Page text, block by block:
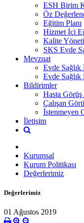
ESH Birim
Öz
Eğitim Planı
Hizmet İçi
Kalite
SKS Evde
Mevzuat
Evde
Evde
Bildirimler
Hasta
Çalışan
İstenmeyen
İletişim
Kurumsal
Kurum Politikası
Değerlerimiz
Değerlerimiz
01 Ağustos 2019